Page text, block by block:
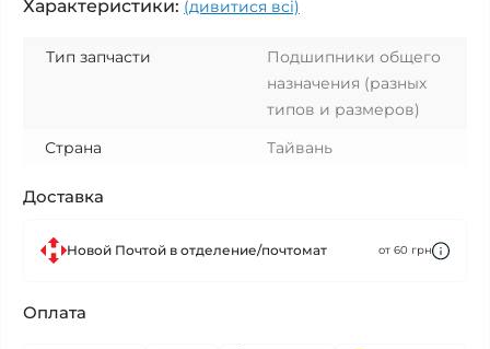
Характеристики: (дивитися всі)
Тип запчасти
Подшипники общего
назначения (разных
типов и размеров)
Страна
Тайвань
Доставка
Новой Почтой в отделение/почтомат от 60 грн
Оплата